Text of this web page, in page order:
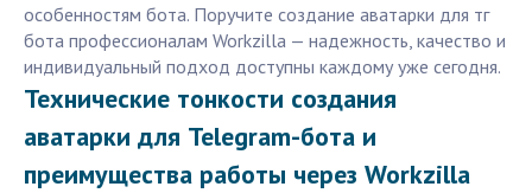
особенностям бота. Поручите создание аватарки для тг
бота профессионалам Workzilla — надежность, качество и
индивидуальный подход доступны каждому уже сегодня.
Технические тонкости создания
аватарки для Telegram-бота и
преимущества работы через Workzilla